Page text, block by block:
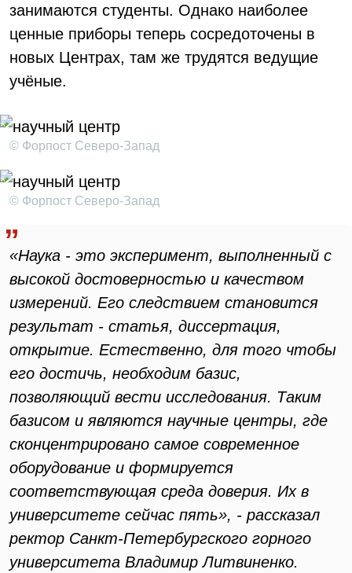
занимаются студенты. Однако наиболее
ценные приборы теперь сосредоточены в
новых Центрах, там же трудятся ведущие
учёные.
© Форпост Северо-Запад
© Форпост Северо-Запад
«Наука - это эксперимент, выполненный с
высокой достоверностью и качеством
измерений. Его следствием становится
результат - статья, диссертация,
открытие. Естественно, для того чтобы
его достичь, необходим базис,
позволяющий вести исследования. Таким
базисом и являются научные центры, где
сконцентрировано самое современное
оборудование и формируется
соответствующая среда доверия. Их в
университете сейчас пять», - рассказал
ректор Санкт-Петербургского горного
университета Владимир Литвиненко.